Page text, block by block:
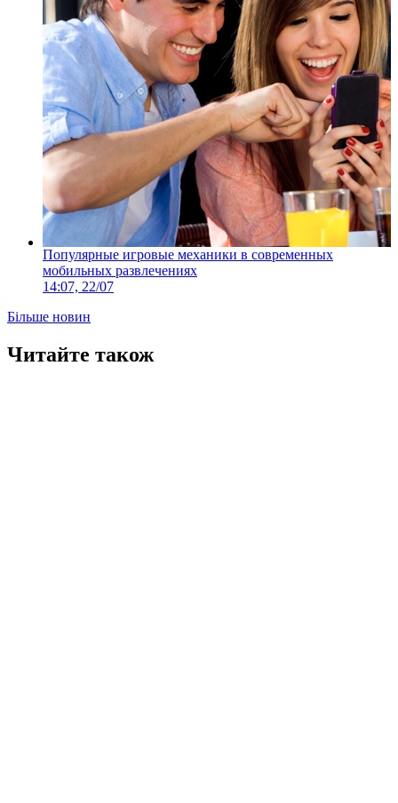
Популярные игровые механики в современных
мобильных развлечениях
14:07, 22/07
Більше новин
Читайте також